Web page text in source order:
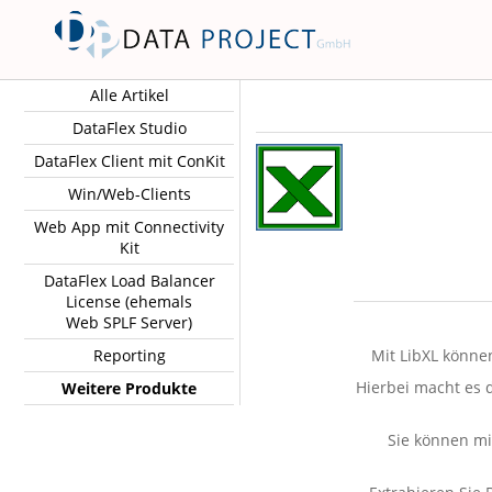
Mit LibXL
Hierbei macht es
Sie können
Alle Artikel
DataFlex Studio
DataFlex Client mit ConKit
Win/Web-Clients
Web App mit Connectivity
Kit
DataFlex Load Balancer
License (ehemals
Web SPLF Server)
Reporting
Weitere Produkte